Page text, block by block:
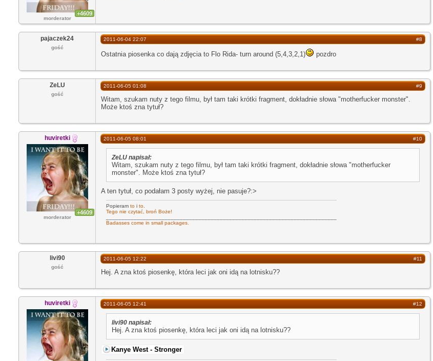
+4609
morderator
pajaczek24
gość
#8
2011-06-04 22:07
Ostatnia piosenka co dają zdjęcia to Flo Rida- turn around (5,4,3,2,1) pozdro
ZeLU
gość
#9
2011-06-05 01:08
Witam, szukam nuty z tego filmu, był tam taki krótki fragment, dokładnie słowa "motherfucker monster".
Może ktoś zna tytuł?
huviretki
+4609
morderator
#10
2011-06-05 08:01
ZeLU napisał:
Witam, szukam nuty z tego filmu, był tam taki krótki fragment, dokładnie słowa "motherfucker
monster". Może ktoś zna tytuł?
A ten tytuł, co podałam 3 posty wyżej, nie pasuje?:>
Popieram to i to
Tego nie czytać, broń Boże!
Badasses come in small packages.
livi90
gość
#11
2011-06-05 12:22
Hej. A zna ktoś piosenkę, która leci jak oni idą na lotnisku??
huviretki #12
2011-06-05 12:41
livi90 napisał:
Hej. A zna ktoś piosenkę, która leci jak oni idą na lotnisku??
Kanye West - Stronger